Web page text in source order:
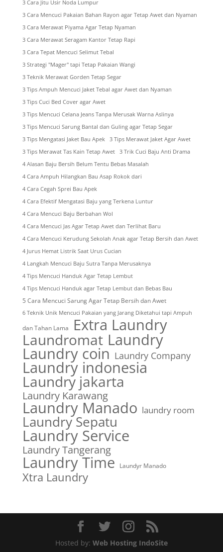
3 Cara Jitu Usir Noda Lumpur
3 Cara Mencuci Pakaian Bahan Rayon agar Tetap Awet dan Nyaman
3 Cara Merawat Piyama Agar Tetap Nyaman
3 Cara Merawat Seragam Kantor Tetap Rapi
3 Cara Tepat Mencuci Selimut Tebal
3 Strategi "Mager" tapi Tetap Pakaian Wangi
3 Teknik Merawat Gorden Tetap Segar
3 Tips Ampuh Mencuci Jaket Tebal agar Awet dan Nyaman
3 Tips Cuci Bed Cover agar Awet
3 Tips Mencuci Celana Jeans Tanpa Merusak Warna Aslinya
3 Tips Mencuci Sarung Bantal dan Guling agar Tetap Segar
3 Tips Mengatasi Jaket Bau Apek
3 Tips Merawat Jaket Agar Awet
3 Tips Merawat Tas Kain Tetap Awet
3 Trik Cuci Baju Anti Drama
4 Alasan Baju Bersih Belum Tentu Bebas Masalah
4 Cara Ampuh Hilangkan Bau Asap Rokok dari
4 Cara Cegah Sprei Bau Apek
4 Cara Efektif Mengatasi Baju yang Terkena Luntur
4 Cara Mencuci Baju Berbahan Wol
4 Cara Mencuci Jas Agar Tetap Awet dan Terlihat Baru
4 Cara Mencuci Kerudung Sekolah Anak agar Tetap Bersih dan Awet
4 Jurus Hemat Listrik Saat Urus Cucian
4 Langkah Mencuci Baju Sutra Tanpa Merusaknya
4 Tips Mencuci Handuk Agar Tetap Lembut
4 Tips Mencuci Handuk agar Tetap Lembut dan Bebas Bau
5 Cara Mencuci Sarung Agar Tetap Bersih dan Awet
6 Teknik Unik Mencuci Pakaian yang Jarang Diketahui tapi Ampuh
dan Tahan Lama Extra Laundry
Laundromat Laundry
Laundry coin Laundry Company
Laundry indonesia
Laundry jakarta
Laundry Karawang
Laundry Manado laundry room
Laundry Sepatu
Laundry Service
Laundry Tangerang
Laundry Time Laundyr Manado
Xtra Laundry
Hosted by: Web Hosting IndoSite